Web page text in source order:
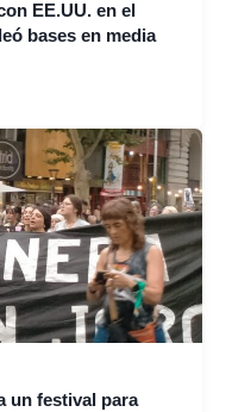
EE.UU. en el
bases en media
un festival para